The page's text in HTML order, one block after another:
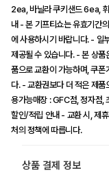
2ea, 바닐라 쿠키샌드 6ea,
내 - 본 기프티쇼는 유효기간
에 사용하시기 바랍니다. - 일
제공될 수 있습니다. - 본 상품
품으로 교환이 가능하며, 쿠폰
다. - 교환권보다 더 적은 제품
용가능매장 : GFC점, 정자점,
할인/적립 안내 - 교환 시, 제
처의 정책에 따릅니다.
상품 결제 정보